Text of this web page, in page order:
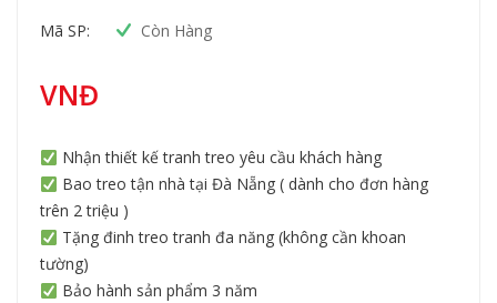
Mã SP: Còn Hàng
VNĐ
Nhận thiết kế tranh treo yêu cầu khách hàng
Bao treo tận nhà tại Đà Nẵng ( dành cho đơn hàng
trên 2 triệu )
Tặng đinh treo tranh đa năng (không cần khoan
tường)
Bảo hành sản phẩm 3 năm